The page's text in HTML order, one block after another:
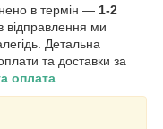
в термін — 1-2
відправлення ми
Детальна
та доставки за
оплата